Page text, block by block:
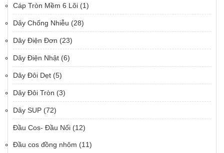
Cáp Tròn Mềm 6 Lõi (1)
Dây Chống Nhiễu (28)
Dây Điện Đơn (23)
Dây Điện Nhật (6)
Dây Đôi Dẹt (5)
Dây Đôi Tròn (3)
Dây SUP (72)
Đầu Cos- Đầu Nối (12)
Đầu cos đồng nhôm (11)